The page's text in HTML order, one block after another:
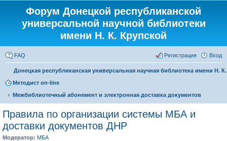
Форум Донецкой республиканской
универсальной научной библиотеки
имени Н. К. Крупской
FAQ Вход
Регистрация
Донецкая республиканская универсальная научная библиотека имени Н.
Методист on-line
Межбиблиотечный абонемент и электронная доставка документов
Правила по организации системы МБА и
доставки документов ДНР
Модератор: МБА